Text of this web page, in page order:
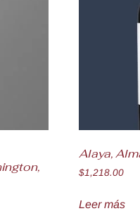
Alaya,
$1,218.00
Leer más